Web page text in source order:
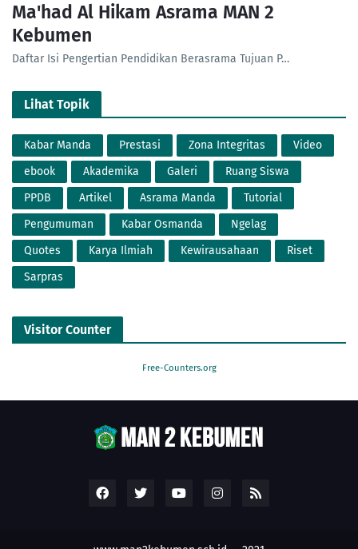
Ma'had Al Hikam Asrama MAN 2
Kebumen
Daftar Isi Pengertian Pendidikan Berasrama Tujuan P…
Lihat Topik
Kabar Manda Prestasi Zona Integritas
Video
ebook
Akademika Galeri
Ruang Siswa
PPDB
Artikel Asrama Manda
Tutorial
Pengumuman
Kabar Osmanda
Ngelag
Quotes
Karya Ilmiah Kewirausahaan
Riset
Sarpras
Visitor Counter
Free-Counters.org